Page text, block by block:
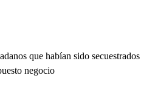
que habían sido secuestrados
negocio